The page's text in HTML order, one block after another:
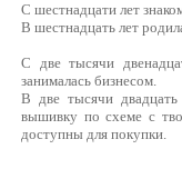
С шестнадцати лет
В шестнадцать лет
С две тысячи
занималась бизнесом.
В две тысячи двадцать
вышивку по схеме с
доступны для покупки.